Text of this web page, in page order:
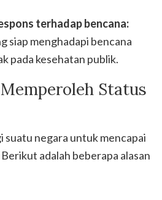
terhadap bencana:
siap menghadapi bencana
pada kesehatan publik.
Status
suatu negara untuk mencapai
adalah beberapa alasan